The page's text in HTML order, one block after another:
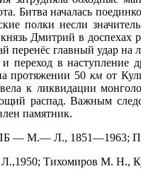
Битва началась
полки несли
Дмитрий в доспехах
перенёс главный удар
в наступление
протяжении 50км от
к ликвидации
распад. Важным
памятник.
— М.— Л., 1851—1963;
Тихомиров М. Н.,